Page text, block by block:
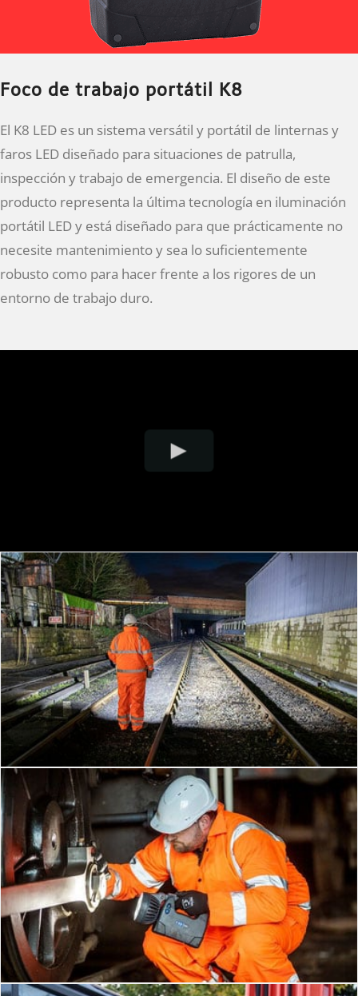
Foco de trabajo portátil K8
El K8 LED es un sistema versátil y portátil de linternas y
faros LED diseñado para situaciones de patrulla,
inspección y trabajo de emergencia. El diseño de este
producto representa la última tecnología en iluminación
portátil LED y está diseñado para que prácticamente no
necesite mantenimiento y sea lo suficientemente
robusto como para hacer frente a los rigores de un
entorno de trabajo duro.